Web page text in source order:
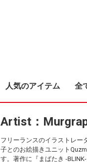
人気のアイテム 全
Artist：
フリーランスのイラストレー
子とのお絵描きユニット
す。著作に『まばたき -